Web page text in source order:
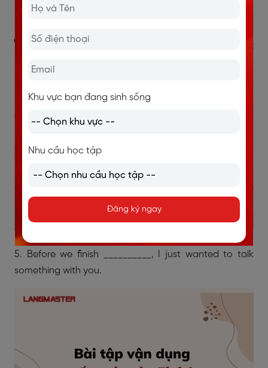
DEMAND TO V HAY VING?
7. Bài tập vận dụng cấu trúc
Finish
Bài tập 1: Điền giới từ thích hợp vào chỗ trống
1. The film finishes __________ a happy ending.
2. I need to finish __________ this project by noon
tomorrơ
3. I found it impossible to finish __________ the picture
within a week.
4. Let’s finish dinner __________ two pieces of cake.
5. Before we finish __________, I just wanted to talk
something with you.
Khu vực bạn đang sinh sống
Nhu cầu học tập
Đăng ký ngay